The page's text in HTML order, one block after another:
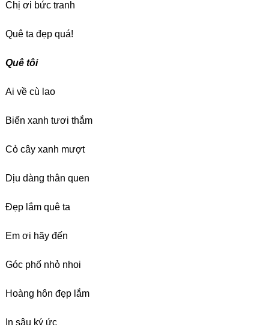
Chị ơi bức tranh
Quê ta đẹp quá!
Quê tôi
Ai về cù lao
Biển xanh tươi thắm
Cỏ cây xanh mượt
Dịu dàng thân quen
Đẹp lắm quê ta
Em ơi hãy đến
Góc phố nhỏ nhoi
Hoàng hôn đẹp lắm
In sâu ký ức